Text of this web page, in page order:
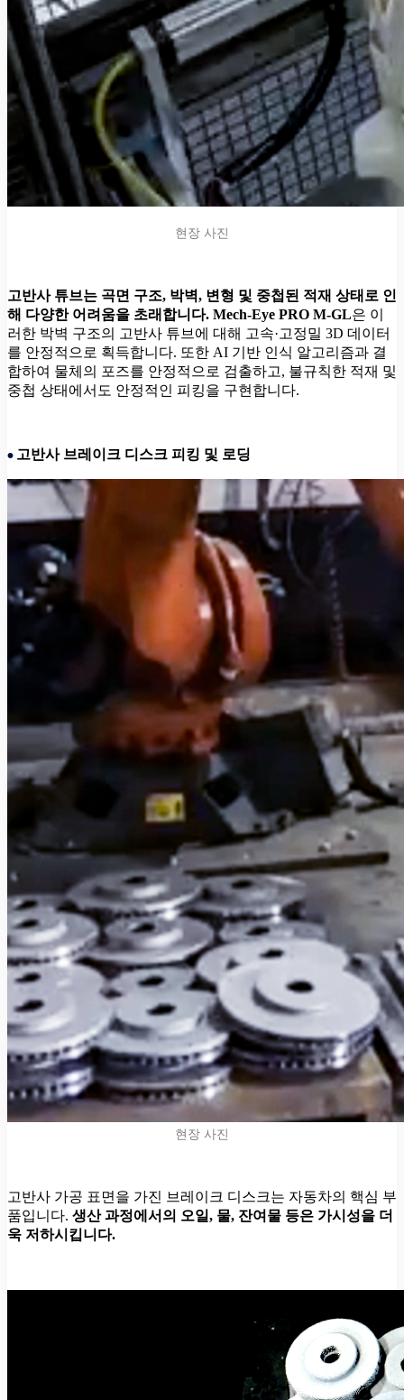
현장 사진
고반사 튜브는 곡면 구조, 박벽, 변형 및 중첩된 적재 상태로 인
해 다양한 어려움을 초래합니다. Mech-Eye PRO M-GL은 이
러한 박벽 구조의 고반사 튜브에 대해 고속·고정밀 3D 데이터
를 안정적으로 획득합니다. 또한 AI 기반 인식 알고리즘과 결
합하여 물체의 포즈를 안정적으로 검출하고, 불규칙한 적재 및
중첩 상태에서도 안정적인 피킹을 구현합니다.
• 고반사 브레이크 디스크 피킹 및 로딩
현장 사진
고반사 가공 표면을 가진 브레이크 디스크는 자동차의 핵심 부
품입니다. 생산 과정에서의 오일, 물, 잔여물 등은 가시성을 더
욱 저하시킵니다.